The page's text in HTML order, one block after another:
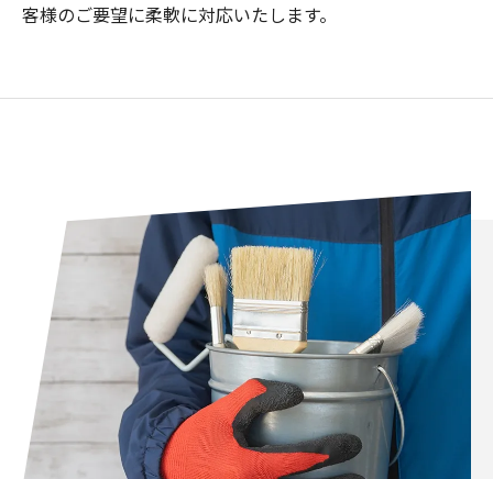
客様のご要望に柔軟に対応いたします。